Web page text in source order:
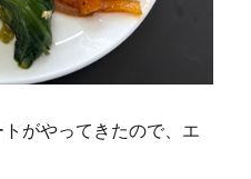
がやってきたので、エ